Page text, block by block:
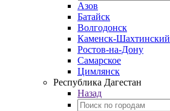
Азов
Батайск
Волгодонск
Каменск-Шахтинский
Ростов-на-Дону
Самарское
Цимлянск
Республика Дагестан
Назад